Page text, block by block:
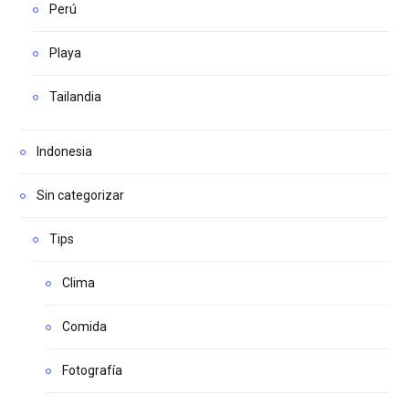
Perú
Playa
Tailandia
Indonesia
Sin categorizar
Tips
Clima
Comida
Fotografía